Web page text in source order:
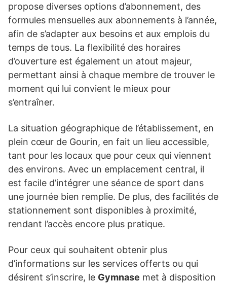
propose diverses options d’abonnement, des
formules mensuelles aux abonnements à l’année,
afin de s’adapter aux besoins et aux emplois du
temps de tous. La flexibilité des horaires
d’ouverture est également un atout majeur,
permettant ainsi à chaque membre de trouver le
moment qui lui convient le mieux pour
s’entraîner.
La situation géographique de l’établissement, en
plein cœur de Gourin, en fait un lieu accessible,
tant pour les locaux que pour ceux qui viennent
des environs. Avec un emplacement central, il
est facile d’intégrer une séance de sport dans
une journée bien remplie. De plus, des facilités de
stationnement sont disponibles à proximité,
rendant l’accès encore plus pratique.
Pour ceux qui souhaitent obtenir plus
d’informations sur les services offerts ou qui
désirent s’inscrire, le Gymnase met à disposition